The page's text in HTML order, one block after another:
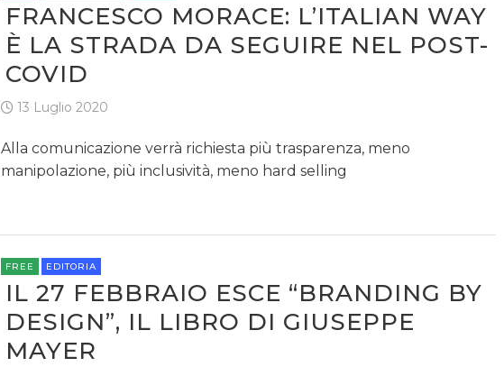
FRANCESCO MORACE: L’ITALIAN WAY
È LA STRADA DA SEGUIRE NEL POST-
COVID
13 Luglio 2020
Alla comunicazione verrà richiesta più trasparenza, meno
manipolazione, più inclusività, meno hard selling
FREE EDITORIA
IL 27 FEBBRAIO ESCE “BRANDING BY
DESIGN”, IL LIBRO DI GIUSEPPE
MAYER